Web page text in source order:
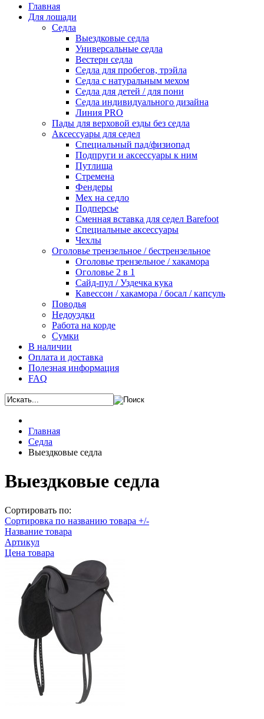
Главная
Для лошади
Седла
Выездковые седла
Универсальные седла
Вестерн седла
Седла для пробегов, трэйла
Седла с натуральным мехом
Седла для детей / для пони
Седла индивидуального дизайна
Линия PRO
Пады для верховой езды без седла
Аксессуары для седел
Специальный пад/физиопад
Подпруги и аксессуары к ним
Путлища
Стремена
Фендеры
Мех на седло
Подперсье
Сменная вставка для седел Barefoot
Специальные аксессуары
Чехлы
Оголовье трензельное / бестрензельное
Оголовье трензельное / хакамора
Оголовье 2 в 1
Сайд-пул / Уздечка кука
Кавессон / хакамора / босал / капсуль
Поводья
Недоуздки
Работа на корде
Сумки
В наличии
Оплата и доставка
Полезная информация
FAQ
Главная
Седла
Выездковые седла
Выездковые седла
Сортировать по:
Сортировка по названию товара +/-
Название товара
Артикул
Цена товара